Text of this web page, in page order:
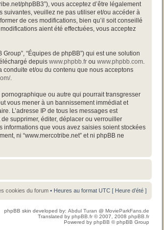
phpBB3”), vous acceptez d’être légalement
suivantes, veuillez ne pas utiliser et/ou accéder à
de ces modifications, bien qu’il soit conseillé
aient été effectuées, vous acceptez
Group”, “Équipes de phpBB”) qui est une solution
depuis www.phpbb.fr ou www.phpbb.com
conduite et/ou du contenu que nous acceptons
.
ou autre qui pourrait transgresser
vous mener à un bannissement immédiat et
L’adresse IP de tous les messages est
supprimer, éditer, déplacer ou verrouiller
informations que vous avez saisies soient stockées
ni “www.mercotribe.net” et ni phpBB ne
cookies du forum • Heures au format UTC [ Heure d’été ]
phpBB skin developed by: Abdul Turan @ MovieParkFans.de
Translated by phpBB.fr © 2007, 2008 phpBB.fr
Powered by phpBB © phpBB Group